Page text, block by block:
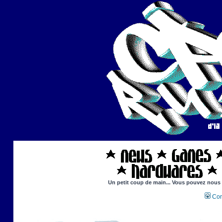
Un petit coup de main... Vous pouvez